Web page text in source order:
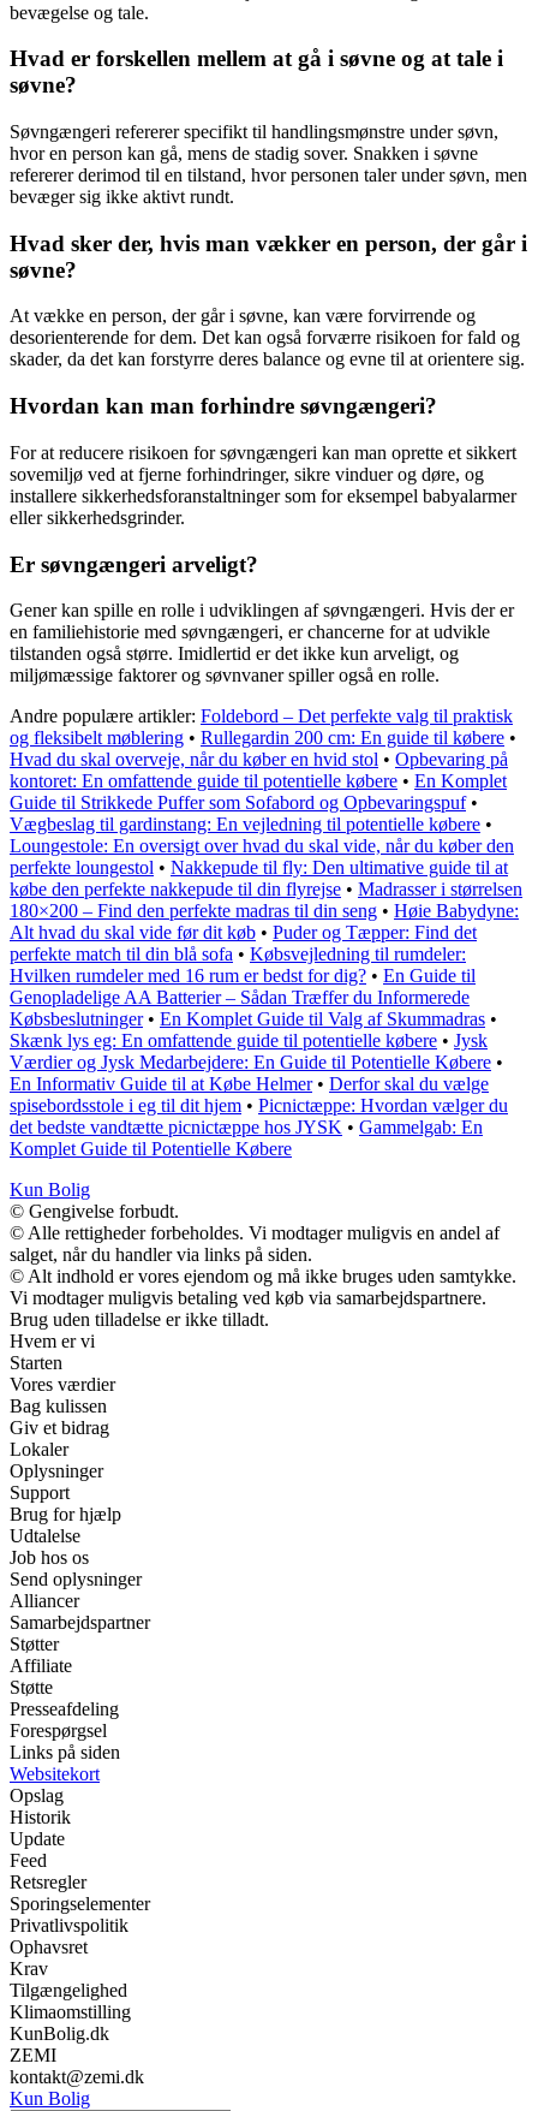
bevægelse og tale.
Hvad er forskellen mellem at gå i søvne og at tale i
søvne?
Søvngængeri refererer specifikt til handlingsmønstre under søvn,
hvor en person kan gå, mens de stadig sover. Snakken i søvne
refererer derimod til en tilstand, hvor personen taler under søvn, men
bevæger sig ikke aktivt rundt.
Hvad sker der, hvis man vækker en person, der går i
søvne?
At vække en person, der går i søvne, kan være forvirrende og
desorienterende for dem. Det kan også forværre risikoen for fald og
skader, da det kan forstyrre deres balance og evne til at orientere sig.
Hvordan kan man forhindre søvngængeri?
For at reducere risikoen for søvngængeri kan man oprette et sikkert
sovemiljø ved at fjerne forhindringer, sikre vinduer og døre, og
installere sikkerhedsforanstaltninger som for eksempel babyalarmer
eller sikkerhedsgrinder.
Er søvngængeri arveligt?
Gener kan spille en rolle i udviklingen af søvngængeri. Hvis der er
en familiehistorie med søvngængeri, er chancerne for at udvikle
tilstanden også større. Imidlertid er det ikke kun arveligt, og
miljømæssige faktorer og søvnvaner spiller også en rolle.
Andre populære artikler: Foldebord – Det perfekte valg til praktisk
og fleksibelt møblering • Rullegardin 200 cm: En guide til købere •
Hvad du skal overveje, når du køber en hvid stol • Opbevaring på
kontoret: En omfattende guide til potentielle købere • En Komplet
Guide til Strikkede Puffer som Sofabord og Opbevaringspuf•
Vægbeslag til gardinstang: En vejledning til potentielle købere •
Loungestole: En oversigt over hvad du skal vide, når du køber den
perfekte loungestol • Nakkepude til fly: Den ultimative guide til at
købe den perfekte nakkepude til din flyrejse • Madrasser i størrelsen
180×200 – Find den perfekte madras til din seng • Høie Babydyne:
Alt hvad du skal vide før dit køb • Puder og Tæpper: Find det
perfekte match til din blå sofa • Købsvejledning til rumdeler:
Hvilken rumdeler med 16 rum er bedst for dig? • En Guide til
Genopladelige AA Batterier – Sådan Træffer du Informerede
Købsbeslutninger• En Komplet Guide til Valg af Skummadras •
Skænk lys eg: En omfattende guide til potentielle købere • Jysk
Værdier og Jysk Medarbejdere: En Guide til Potentielle Købere •
En Informativ Guide til at Købe Helmer• Derfor skal du vælge
spisebordsstole i eg til dit hjem • Picnictæppe: Hvordan vælger du
det bedste vandtætte picnictæppe hos JYSK • Gammelgab: En
Komplet Guide til Potentielle Købere
Kun Bolig
© Gengivelse forbudt.
© Alle rettigheder forbeholdes. Vi modtager muligvis en andel af
salget, når du handler via links på siden.
© Alt indhold er vores ejendom og må ikke bruges uden samtykke.
Vi modtager muligvis betaling ved køb via samarbejdspartnere.
Brug uden tilladelse er ikke tilladt.
Hvem er vi
Starten
Vores værdier
Bag kulissen
Giv et bidrag
Lokaler
Oplysninger
Support
Brug for hjælp
Udtalelse
Job hos os
Send oplysninger
Alliancer
Samarbejdspartner
Støtter
Affiliate
Støtte
Presseafdeling
Forespørgsel
Links på siden
Websitekort
Opslag
Historik
Update
Feed
Retsregler
Sporingselementer
Privatlivspolitik
Ophavsret
Krav
Tilgængelighed
Klimaomstilling
KunBolig.dk
ZEMI
kontakt@zemi.dk
Kun Bolig